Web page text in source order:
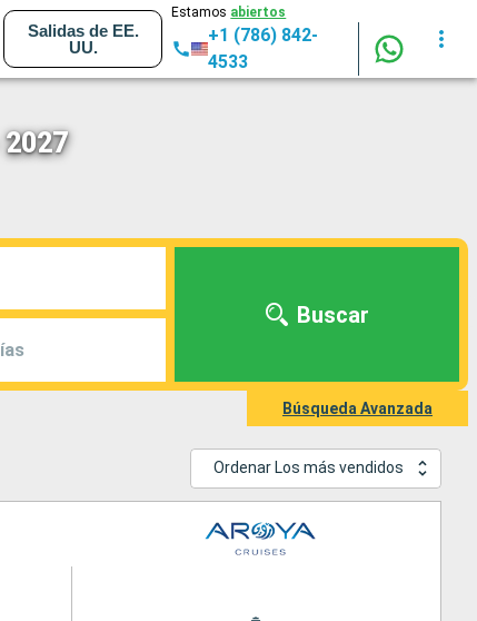
Salidas de EE.
UU.
Estamos abiertos
+1 (786) 842-
4533
Buscar
Búsqueda Avanzada
Ordenar Los más vendidos